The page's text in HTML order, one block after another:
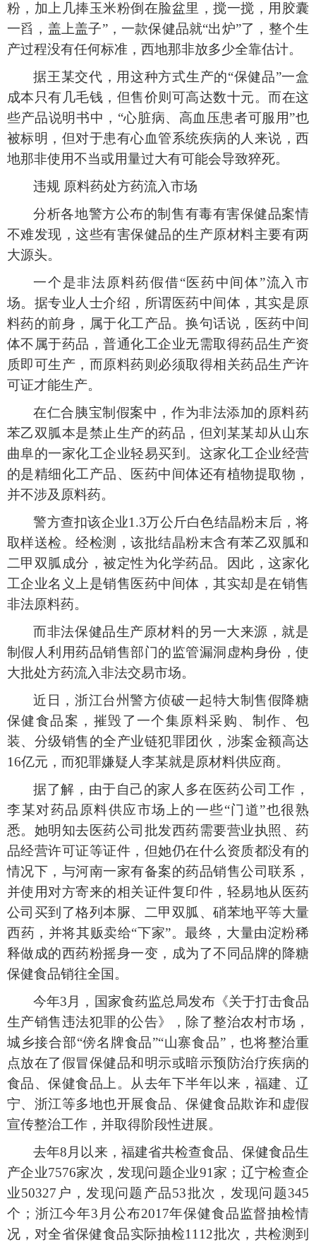
粉，加上几捧玉米粉倒在脸盆里，搅一搅，用胶囊
一舀，盖上盖子”，一款保健品就“出炉”了，整个生
产过程没有任何标准，西地那非放多少全靠估计。
据王某交代，用这种方式生产的“保健品”一盒
成本只有几毛钱，但售价则可高达数十元。而在这
些产品说明书中，“心脏病、高血压患者可服用”也
被标明，但对于患有心血管系统疾病的人来说，西
地那非使用不当或用量过大有可能会导致猝死。
违规 原料药处方药流入市场
分析各地警方公布的制售有毒有害保健品案情
不难发现，这些有害保健品的生产原材料主要有两
大源头。
一个是非法原料药假借“医药中间体”流入市
场。据专业人士介绍，所谓医药中间体，其实是原
料药的前身，属于化工产品。换句话说，医药中间
体不属于药品，普通化工企业无需取得药品生产资
质即可生产，而原料药则必须取得相关药品生产许
可证才能生产。
在仁合胰宝制假案中，作为非法添加的原料药
苯乙双胍本是禁止生产的药品，但刘某某却从山东
曲阜的一家化工企业轻易买到。这家化工企业经营
的是精细化工产品、医药中间体还有植物提取物，
并不涉及原料药。
警方查扣该企业1.3万公斤白色结晶粉末后，将
取样送检。经检测，该批结晶粉末含有苯乙双胍和
二甲双胍成分，被定性为化学药品。因此，这家化
工企业名义上是销售医药中间体，其实却是在销售
非法原料药。
而非法保健品生产原材料的另一大来源，就是
制假人利用药品销售部门的监管漏洞虚构身份，使
大批处方药流入非法交易市场。
近日，浙江台州警方侦破一起特大制售假降糖
保健食品案，摧毁了一个集原料采购、制作、包
装、分级销售的全产业链犯罪团伙，涉案金额高达
16亿元，而犯罪嫌疑人李某就是原材料供应商。
据了解，由于自己的家人多在医药公司工作，
李某对药品原料供应市场上的一些“门道”也很熟
悉。她明知去医药公司批发西药需要营业执照、药
品经营许可证等证件，但她仍在什么资质都没有的
情况下，与河南一家有备案的药品销售公司联系，
并使用对方寄来的相关证件复印件，轻易地从医药
公司买到了格列本脲、二甲双胍、硝苯地平等大量
西药，并将其贩卖给“下家”。最终，大量由淀粉稀
释做成的西药粉摇身一变，成为了不同品牌的降糖
保健食品销往全国。
今年3月，国家食药监总局发布《关于打击食品
生产销售违法犯罪的公告》，除了整治农村市场，
城乡接合部“傍名牌食品”“山寨食品”，也将整治重
点放在了假冒保健品和明示或暗示预防治疗疾病的
食品、保健食品上。从去年下半年以来，福建、辽
宁、浙江等多地也开展食品、保健食品欺诈和虚假
宣传整治工作，并取得阶段性进展。
去年8月以来，福建省共检查食品、保健食品生
产企业7576家次，发现问题企业91家；辽宁检查企
业50327户，发现问题产品53批次，发现问题345
个；浙江今年3月公布2017年保健食品监督抽检情
况，对全省保健食品实际抽检1112批次，共检测到